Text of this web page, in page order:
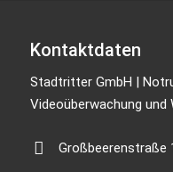
Kontaktdaten
Stadtritter GmbH |
Videoüberwachung und
Großbeerenstraße